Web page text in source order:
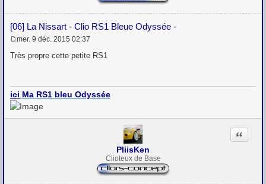
[06] La Nissart - Clio RS1 Bleue Odyssée -
e
g
e
mer. 9 déc. 2015 02:37
Très propre cette petite RS1
ici Ma RS1 bleu Odyssée
PliisKen
Clioteux de Base
Citation